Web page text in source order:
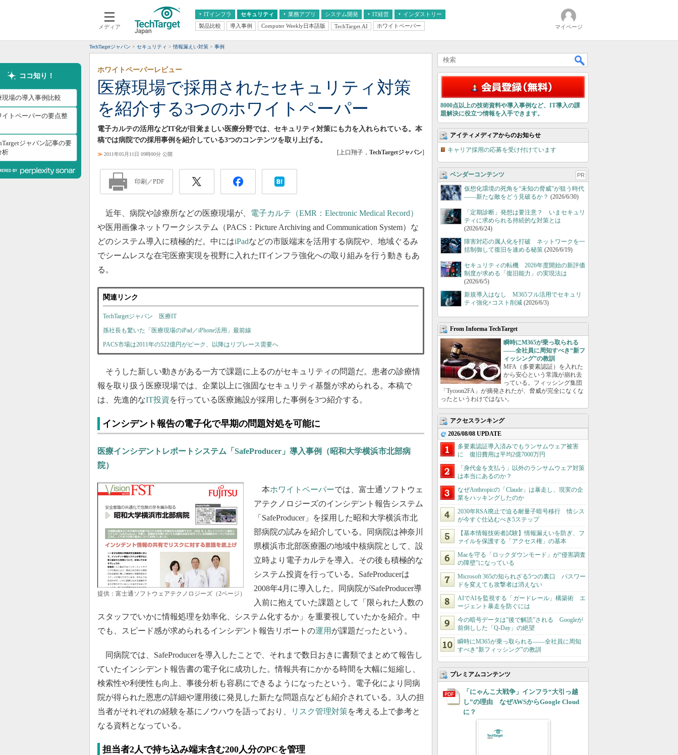
メディア
ITインフラ
クラウド
スマートモバイル
ネットワーク
システム運用管理
セキュリティ 業務アプリ
エンタープライズAI
ERP
情報系システム
システム開発 IT経営
経営とIT
インダストリー
医療IT
製品比較 導入事例 Computer Weekly日本語版 TechTarget.AI ホワイトペーパー マイページ
TechTargetジャパン セキュリティ 情報漏えい対策 事例
ココ知り！
現場の導入事例比較
イトペーパーの要点整
ジャパン記事の要
析
医療現場で採用されたセキュリティ対策
を紹介する3つのホワイトペーパー
ホワイトペーパーレビュー
電子カルテの活用などIT化が目覚ましい医療分野では、セキュリティ対策にも力を入れられている。本
稿では病院での採用事例を紹介している3つのコンテンツを取り上げる。
≫ 2011年05月11日 09時00分 公開 [上口翔子， TechTargetジャパン]
印刷／PDF
近年、病院や診療所などの医療現場が、 電子カルテ（EMR：Electronic Medical Record）
や医用画像ネットワークシステム（PACS：Picture Archiving and Communication System）な
どのシステム導入に積極的だ。中にはiPadなどの市販端末を活用する病院や、地域ぐるみ
でシームレスな在宅医療実現を視野に入れたITインフラ強化への取り組みを行う動きもあ
る。
関連リンク
TechTargetジャパン 医療IT
孫社長も驚いた「医療現場のiPad／iPhone活用」最前線
PACS市場は2011年の522億円がピーク、以降はリプレース需要へ
そうした新しい動きがある一方で課題に上るのがセキュリティの問題だ。患者の診療情
報を取り扱う医療現場では、企業以上に強固なセキュリティ基盤が求められる。本稿で
は、先進的なIT投資を行っている医療施設が採用した事例を3つ紹介する。
インシデント報告の電子化で早期の問題対処を可能に
医療インシデントレポートシステム「SafeProducer」導入事例（昭和大学横浜市北部病
院）
提供：富士通ソフトウェアテクノロジーズ（2ページ）
本ホワイトペーパーでは、富士通ソフトウェ
アテクノロジーズのインシデント報告システム
「SafeProducer」を採用した昭和大学横浜市北
部病院の試みを紹介している。同病院は神奈川
県横浜市北部医療圏の地域中核病院として、設
立時より電子カルテを導入。その後も積極的な
システム投資を行っている。SafeProducerは
2008年4月に導入した。同病院がSafeProducer導
入前に抱えていた課題として「限られた人数の
スタッフでいかに情報処理を効率化、システム化するか」を重要視していたかを紹介。中
でも、スピード感が求められるインシデント報告リポートの運用 が課題だったという。
同病院では、SafeProducerを導入したことで、それまで数日おきに書類でまとめて報告し
ていたインシデント報告書の電子化に成功した。情報共有にかかる時間を大幅に短縮し、
検索性や利便性も向上、事後分析も容易にできるようになったという。電子化により同病
院が得られた恩恵の詳細や運用後に発見した新たな問題点なども紹介されている。3人の担
当者がそれぞれの経験を基にノウハウを語っており、
リスク管理対策を考える上で参考と
なる資料となっている。
担当者2人で持ち込み端末含む200人分のPCを管理
8000点以上の技術資料や導入事例など、IT導入の課
題解決に役立つ情報を入手できます。
アイティメディアからのお知らせ
キャリア採用の応募を受け付けています
ベンダーコンテンツ PR
仮想化環境の死角を“未知の脅威”が狙う時代
――新たな敵をどう見破るか？ (2026/6/30)
「定期診断」発想は要注意？ いまセキュリ
ティに求められる持続的な対策とは
(2026/6/24)
障害対応の属人化を打破 ネットワークを一
括制御して復旧を速める秘策 (2026/6/19)
セキュリティの転機 2026年度開始の新評価
制度が求める「復旧能力」の実現法は
(2026/6/5)
新規導入はなし M365フル活用でセキュリ
ティ強化×コスト削減 (2026/6/3)
From Informa TechTarget
瞬時にM365が乗っ取られる
――全社員に周知すべき“新フ
ィッシング”の教訓
MFA（多要素認証）を入れた
から安心という常識が崩れ去
っている。フィッシング集団
「Tycoon2FA」が摘発されたが、脅威が完全になくな
ったというわけではない。
アクセスランキング
2026/08/08 UPDATE
多要素認証導入済みでもランサムウェア被害
に 復旧費用は平均2億7000万円
「身代金を支払う」以外のランサムウェア対策
は本当にあるのか？
なぜAnthropicの「Claude」は暴走し、現実の企
業をハッキングしたのか
2030年RSA廃止で迫る耐量子暗号移行 情シス
が今すぐ仕込むべき5ステップ
【基本情報技術者試験】情報漏えいを防ぎ、フ
ァイルを保護する「アクセス権」の基本
Macを守る「ロックダウンモード」が“侵害調査
の障壁”になっている
Microsoft 365の知られざる5つの裏口 パスワー
ドを変えても攻撃者は消えない
AIでAIを監視する「ガードレール」構築術 エ
ージェント暴走を防ぐには
今の暗号データは”後で解読”される Googleが
前倒しした「Q-Day」の絶望
瞬時にM365が乗っ取られる――全社員に周知
すべき“新フィッシング”の教訓
プレミアムコンテンツ
「にゃんこ大戦争」インフラ“大引っ越
し”の理由 なぜAWSからGoogle Cloud
に？